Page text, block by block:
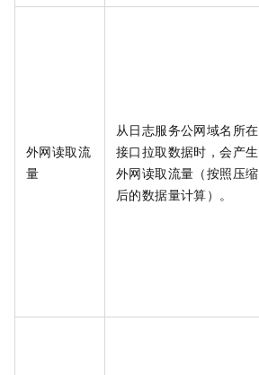
外网读取流
量
从日志服务公网域名所在
接口拉取数据时，会产生
外网读取流量（按照压缩
后的数据量计算）。